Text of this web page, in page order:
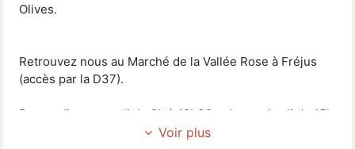
Olives.
Retrouvez nous au Marché de la Vallée Rose à Fréjus
(accès par la D37).
Du mardi au samedi de 8h à 12h30 et le vendredi de 15h
Voir plus